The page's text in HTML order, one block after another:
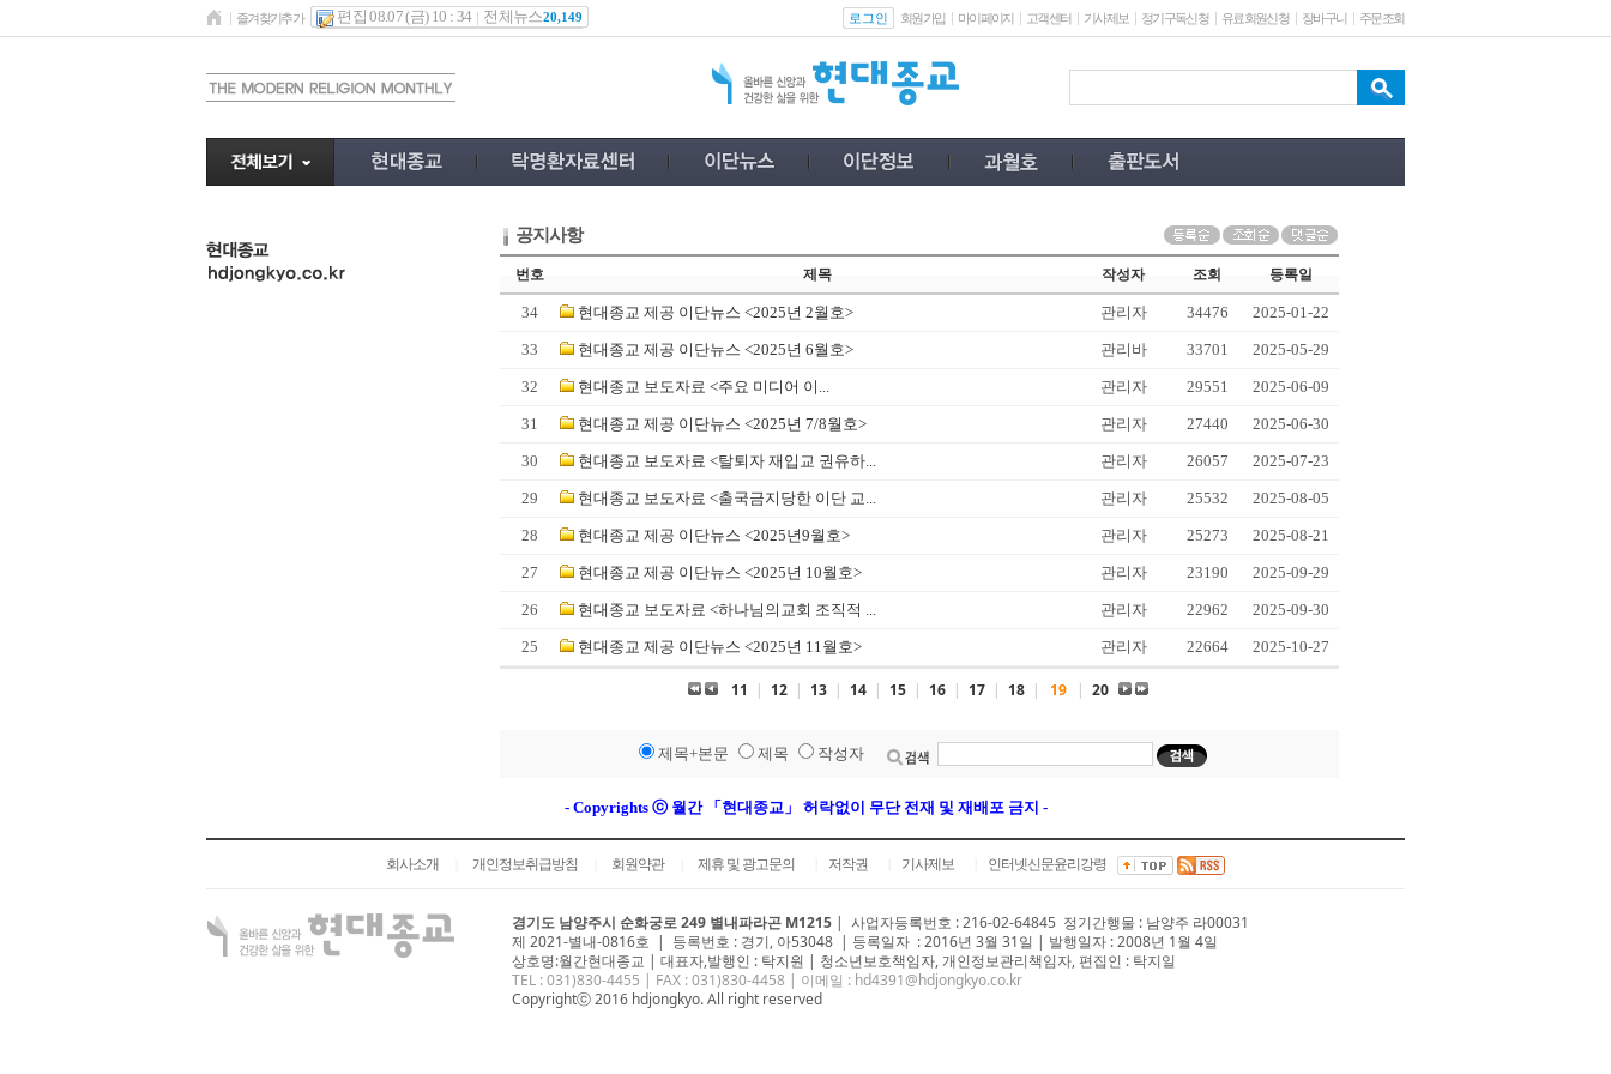
즐겨찾기추가 편집 08.07 (금) 10 : 34 전체뉴스20,149 로그인 회원가입 마이페이지 고객센터 기사제보 정기구독신청 유료회원신청 장바구니 주문조회
공지사항
번호 제목 작성자 조회 등록일
34 현대종교 제공 이단뉴스 <2025년 2월호> 관리자 34476 2025-01-22
33 현대종교 제공 이단뉴스 <2025년 6월호> 관리바 33701 2025-05-29
32 현대종교 보도자료 <​주요 미디어 이... 관리자 29551 2025-06-09
31 현대종교 제공 이단뉴스 <2025년 7/8월호> 관리자 27440 2025-06-30
30 현대종교 보도자료 <탈퇴자 재입교 권유하... 관리자 26057 2025-07-23
29 현대종교 보도자료 <출국금지당한 이단 교... 관리자 25532 2025-08-05
28 현대종교 제공 이단뉴스 <2025년9월호> 관리자 25273 2025-08-21
27 현대종교 제공 이단뉴스 <2025년 10월호> 관리자 23190 2025-09-29
26 현대종교 보도자료 <하나님의교회 조직적 ... 관리자 22962 2025-09-30
25 현대종교 제공 이단뉴스 <2025년 11월호> 관리자 22664 2025-10-27
11 | 12 | 13 | 14 | 15 | 16 | 17 | 18 | 19 | 20
제목+본문 제목 작성자
- Copyrights ⓒ 월간 「현대종교」 허락없이 무단 전재 및 재배포 금지 -
회사소개 개인정보취급방침 회원약관 제휴 및 광고문의 저작권 기사제보 인터넷신문윤리강령
경기도 남양주시 순화궁로 249 별내파라곤 M1215 | 사업자등록번호 : 216-02-64845 정기간행물 : 남양주 라00031
제 2021-별내-0816호 | 등록번호 : 경기, 아53048 | 등록일자 : 2016년 3월 31일 | 발행일자 : 2008년 1월 4일
상호명:월간현대종교 | 대표자,발행인 : 탁지원 | 청소년보호책임자, 개인정보관리책임자, 편집인 : 탁지일
TEL : 031)830-4455 | FAX : 031)830-4458 | 이메일 : hd4391@hdjongkyo.co.kr
Copyrightⓒ 2016 hdjongkyo. All right reserved